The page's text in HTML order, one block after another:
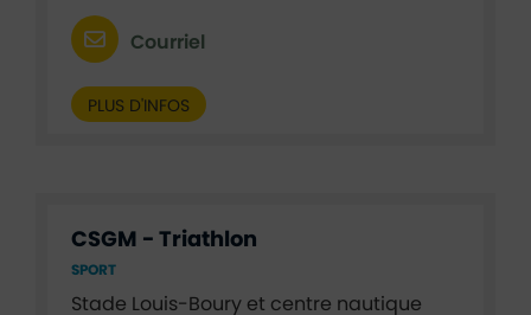
Courriel
PLUS D'INFOS
CSGM - Triathlon
SPORT
Stade Louis-Boury et centre nautique